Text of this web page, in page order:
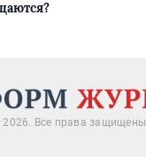
Все права защищены